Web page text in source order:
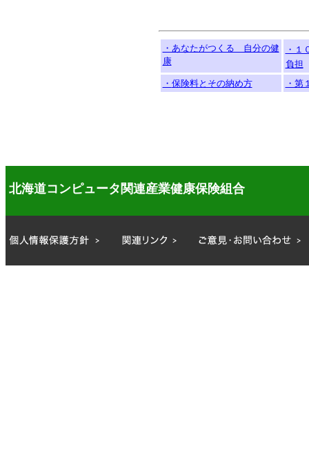
・あなたがつくる 自分の健
康
・１
負担
・ 保険料とその納め方 ・第
北海道コンピュータ関連産業健康保険組合